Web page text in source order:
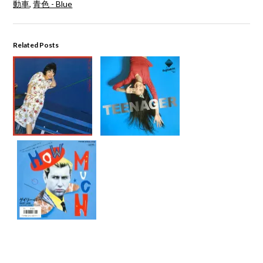
動車,青色 - Blue
Related Posts